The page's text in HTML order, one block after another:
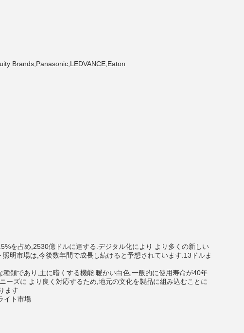
Brands,Panasonic,LEDVANCE,Eaton
を占め,2530億ドルに達する.デジタル化により より多くの新しい
明市場は,今後数年間で成長し続けると予想されています.13ドルま
類であり,主に暗くする機能.暖かい白色,一般的に使用寿命が40年
ズに より良く対応するため,地元の文化を製品に組み込むことに
ます
イト市場